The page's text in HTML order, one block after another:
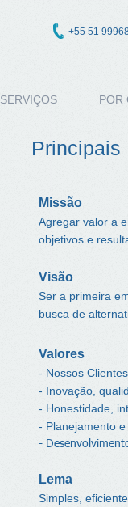
+55 51
Principais
Missão
Agregar valor a
objetivos e
Visão
Ser a primeira
busca de
Valores
- Nossos Clientes
- Inovação,
- Honestidade,
- Planejamento
-
Lema
Simples,
SERVIÇOS POR